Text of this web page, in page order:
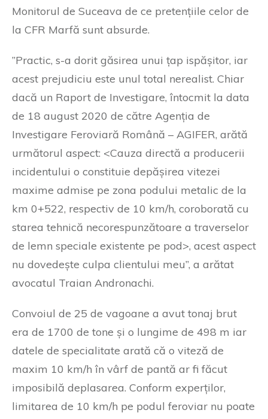
Monitorul de Suceava de ce pretențiile celor de
la CFR Marfă sunt absurde.
”Practic, s-a dorit găsirea unui țap ispășitor, iar
acest prejudiciu este unul total nerealist. Chiar
dacă un Raport de Investigare, întocmit la data
de 18 august 2020 de către Agenția de
Investigare Feroviară Română – AGIFER, arătă
următorul aspect: <Cauza directă a producerii
incidentului o constituie depășirea vitezei
maxime admise pe zona podului metalic de la
km 0+522, respectiv de 10 km/h, coroborată cu
starea tehnică necorespunzătoare a traverselor
de lemn speciale existente pe pod>, acest aspect
nu dovedește culpa clientului meu”, a arătat
avocatul Traian Andronachi.
Convoiul de 25 de vagoane a avut tonaj brut
era de 1700 de tone și o lungime de 498 m iar
datele de specialitate arată că o viteză de
maxim 10 km/h în vârf de pantă ar fi făcut
imposibilă deplasarea. Conform experților,
limitarea de 10 km/h pe podul feroviar nu poate